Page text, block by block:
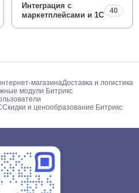
Интеграция с
маркетплейсами и 1С
40
магазинаДоставка и логистика
модули Битрикс
Скидки и ценообразование Битрикс